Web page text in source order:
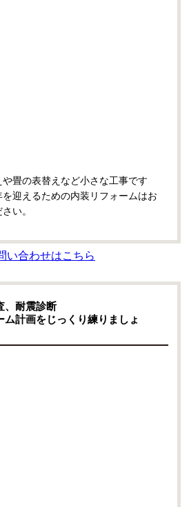
畳の表替えなど小さな工事です
迎えるための内装リフォームはお
い。
、耐震診断
ム計画をじっくり練りましょ